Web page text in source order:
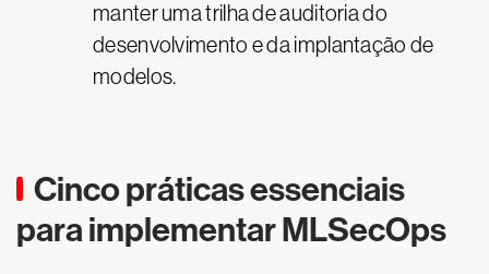
manter uma trilha de auditoria do
desenvolvimento e da implantação de
modelos.
Cinco práticas essenciais
para implementar MLSecOps